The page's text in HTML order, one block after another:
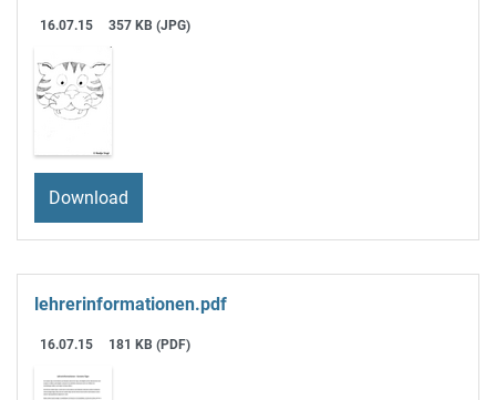
16.07.15 357 KB (JPG)
Download
lehrerinformationen.pdf
16.07.15 181 KB (PDF)